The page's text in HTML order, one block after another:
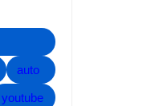
auto
youtube